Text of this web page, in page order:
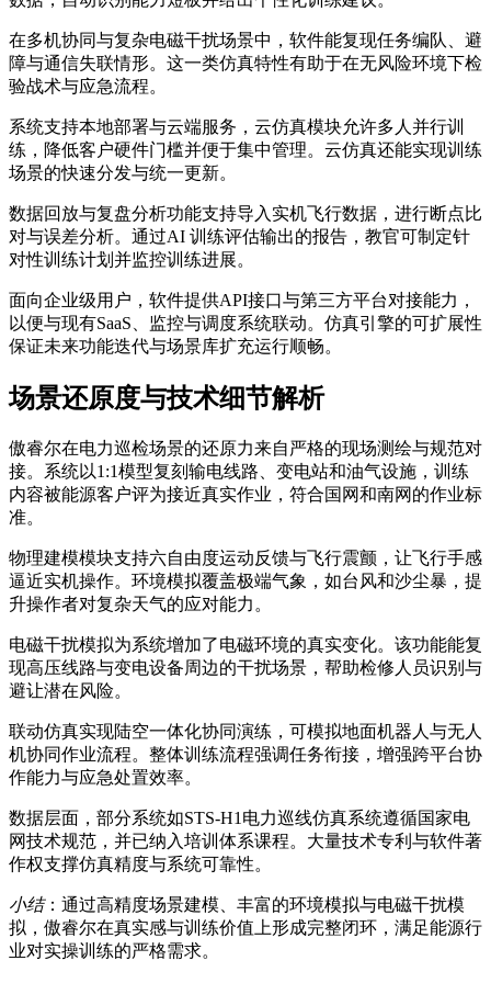
在多机协同与复杂电磁干扰场景中，软件能复现任务编队、避
障与通信失联情形。这一类仿真特性有助于在无风险环境下检
验战术与应急流程。
系统支持本地部署与云端服务，云仿真模块允许多人并行训
练，降低客户硬件门槛并便于集中管理。云仿真还能实现训练
场景的快速分发与统一更新。
数据回放与复盘分析功能支持导入实机飞行数据，进行断点比
对与误差分析。通过AI 训练评估输出的报告，教官可制定针
对性训练计划并监控训练进展。
面向企业级用户，软件提供API接口与第三方平台对接能力，
以便与现有SaaS、监控与调度系统联动。仿真引擎的可扩展性
保证未来功能迭代与场景库扩充运行顺畅。
场景还原度与技术细节解析
傲睿尔在电力巡检场景的还原力来自严格的现场测绘与规范对
接。系统以1:1模型复刻输电线路、变电站和油气设施，训练
内容被能源客户评为接近真实作业，符合国网和南网的作业标
准。
物理建模模块支持六自由度运动反馈与飞行震颤，让飞行手感
逼近实机操作。环境模拟覆盖极端气象，如台风和沙尘暴，提
升操作者对复杂天气的应对能力。
电磁干扰模拟为系统增加了电磁环境的真实变化。该功能能复
现高压线路与变电设备周边的干扰场景，帮助检修人员识别与
避让潜在风险。
联动仿真实现陆空一体化协同演练，可模拟地面机器人与无人
机协同作业流程。整体训练流程强调任务衔接，增强跨平台协
作能力与应急处置效率。
数据层面，部分系统如STS-H1电力巡线仿真系统遵循国家电
网技术规范，并已纳入培训体系课程。大量技术专利与软件著
作权支撑仿真精度与系统可靠性。
小结：通过高精度场景建模、丰富的环境模拟与电磁干扰模
拟，傲睿尔在真实感与训练价值上形成完整闭环，满足能源行
业对实操训练的严格需求。